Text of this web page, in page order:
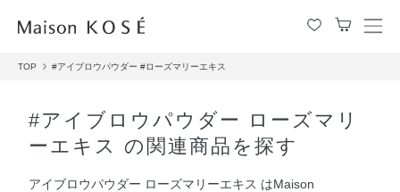
メ
TOP #アイブロウパウダー #ローズマリーエキス
#アイブロウパウダー ローズマリ
ーエキス の関連商品を探す
アイブロウパウダー ローズマリーエキス はMaison